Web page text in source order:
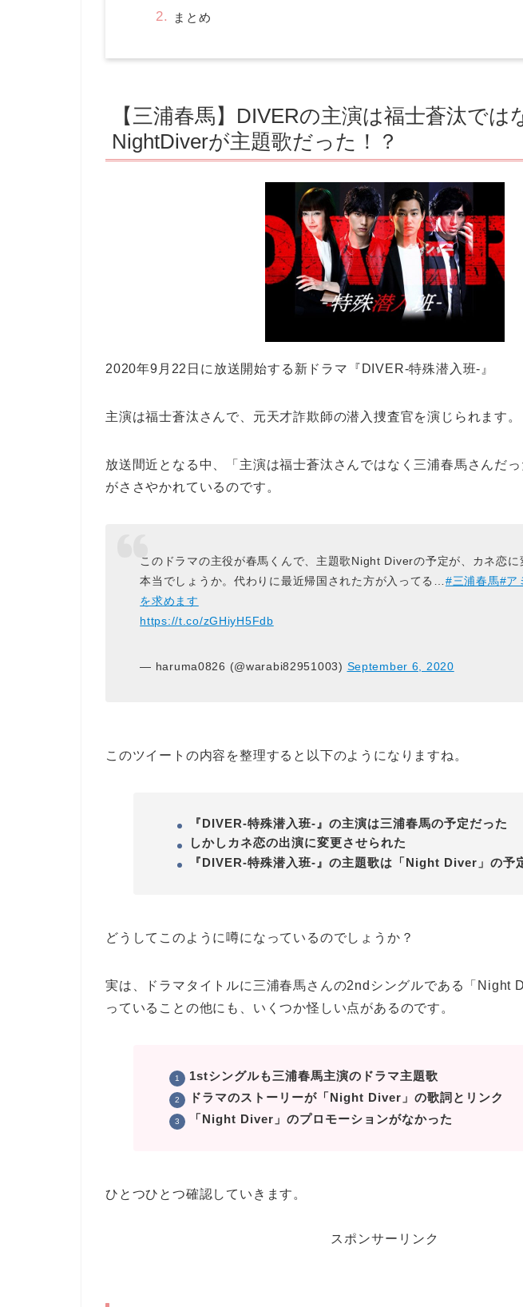
まとめ
【三浦春馬】DIVERの主演は福士蒼汰では
NightDiverが主題歌だった！？
2020年9月22日に放送開始する新ドラマ『DIVER-特殊潜入班-』
主演は福士蒼汰さんで、元天才詐欺師の潜入捜査官を演じられます。
放送間近となる中、「主演は福士蒼汰さんではなく三浦春馬さんだ
がささやかれているのです。
このドラマの主役が春馬くんで、主題歌Night Diverの予定が、カネ恋に
本当でしょうか。代わりに最近帰国された方が入ってる…#三浦春馬#ア
を求めます
https://t.co/zGHiyH5Fdb
— haruma0826 (@warabi82951003) September 6, 2020
このツイートの内容を整理すると以下のようになりますね。
『DIVER-特殊潜入班-』の主演は三浦春馬の予定だった
しかしカネ恋の出演に変更させられた
『DIVER-特殊潜入班-』の主題歌は「Night Diver」の予
どうしてこのように噂になっているのでしょうか？
実は、ドラマタイトルに三浦春馬さんの2ndシングルである「Night
っていることの他にも、いくつか怪しい点があるのです。
1stシングルも三浦春馬主演のドラマ主題歌
ドラマのストーリーが「Night Diver」の歌詞とリンク
「Night Diver」のプロモーションがなかった
ひとつひとつ確認していきます。
スポンサーリンク